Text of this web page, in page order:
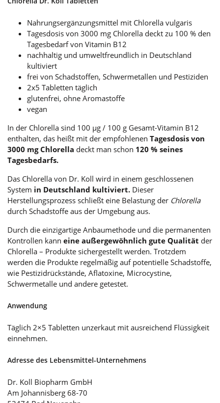
Nahrungsergänzungsmittel mit Chlorella vulgaris
Tagesdosis von 3000 mg Chlorella deckt zu 100 % den
Tagesbedarf von Vitamin B12
nachhaltig und umweltfreundlich in Deutschland
kultiviert
frei von Schadstoffen, Schwermetallen und Pestiziden
2x5 Tabletten täglich
glutenfrei, ohne Aromastoffe
vegan
In der Chlorella sind 100 µg / 100 g Gesamt-Vitamin B12
enthalten, das heißt mit der empfohlenen Tagesdosis von
3000 mg Chlorella deckt man schon 120 % seines
Tagesbedarfs.
Das Chlorella von Dr. Koll wird in einem geschlossenen
System in Deutschland kultiviert. Dieser
Herstellungsprozess schließt eine Belastung der Chlorella
durch Schadstoffe aus der Umgebung aus.
Durch die einzigartige Anbaumethode und die permanenten
Kontrollen kann eine außergewöhnlich gute Qualität der
Chlorella – Produkte sichergestellt werden. Trotzdem
werden die Produkte regelmäßig auf potentielle Schadstoffe,
wie Pestizidrückstände, Aflatoxine, Microcystine,
Schwermetalle und andere getestet.
Anwendung
Täglich 2×5 Tabletten unzerkaut mit ausreichend Flüssigkeit
einnehmen.
Adresse des Lebensmittel-Unternehmens
Dr. Koll Biopharm GmbH
Am Johannisberg 68-70